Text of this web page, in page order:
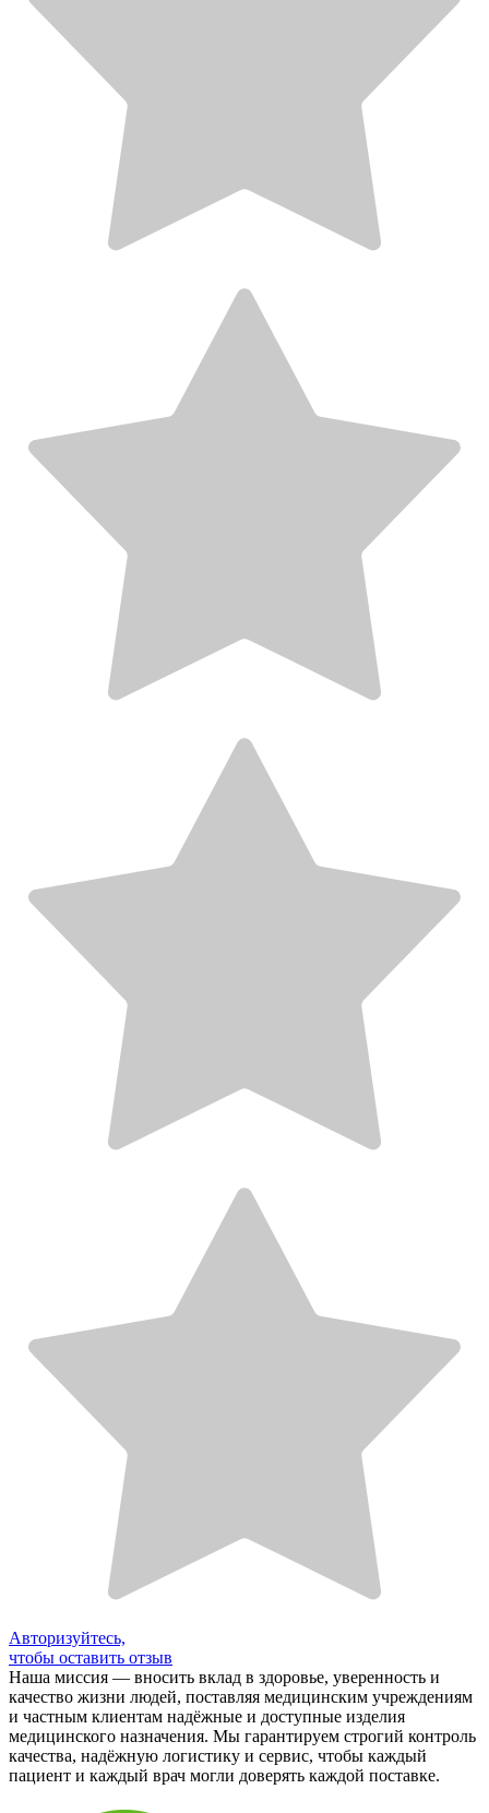
Авторизуйтесь,
чтобы оставить отзыв
Наша миссия — вносить вклад в здоровье, уверенность и
качество жизни людей, поставляя медицинским учреждениям
и частным клиентам надёжные и доступные изделия
медицинского назначения. Мы гарантируем строгий контроль
качества, надёжную логистику и сервис, чтобы каждый
пациент и каждый врач могли доверять каждой поставке.